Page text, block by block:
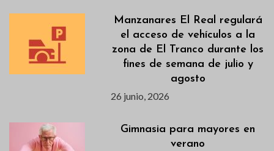
Manzanares El Real regulará
el acceso de vehículos a la
zona de El Tranco durante los
fines de semana de julio y
agosto
26 junio, 2026
Gimnasia para mayores en
verano